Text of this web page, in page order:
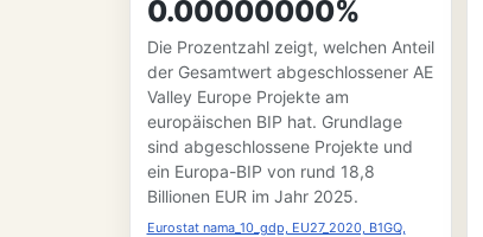
0.00000000%
Die Prozentzahl zeigt, welchen Anteil
der Gesamtwert abgeschlossener AE
Valley Europe Projekte am
europäischen BIP hat. Grundlage
sind abgeschlossene Projekte und
ein Europa-BIP von rund 18,8
Billionen EUR im Jahr 2025.
Eurostat nama_10_gdp, EU27_2020, B1GQ,